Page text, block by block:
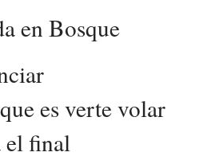
en Bosque
es verte volar
el final